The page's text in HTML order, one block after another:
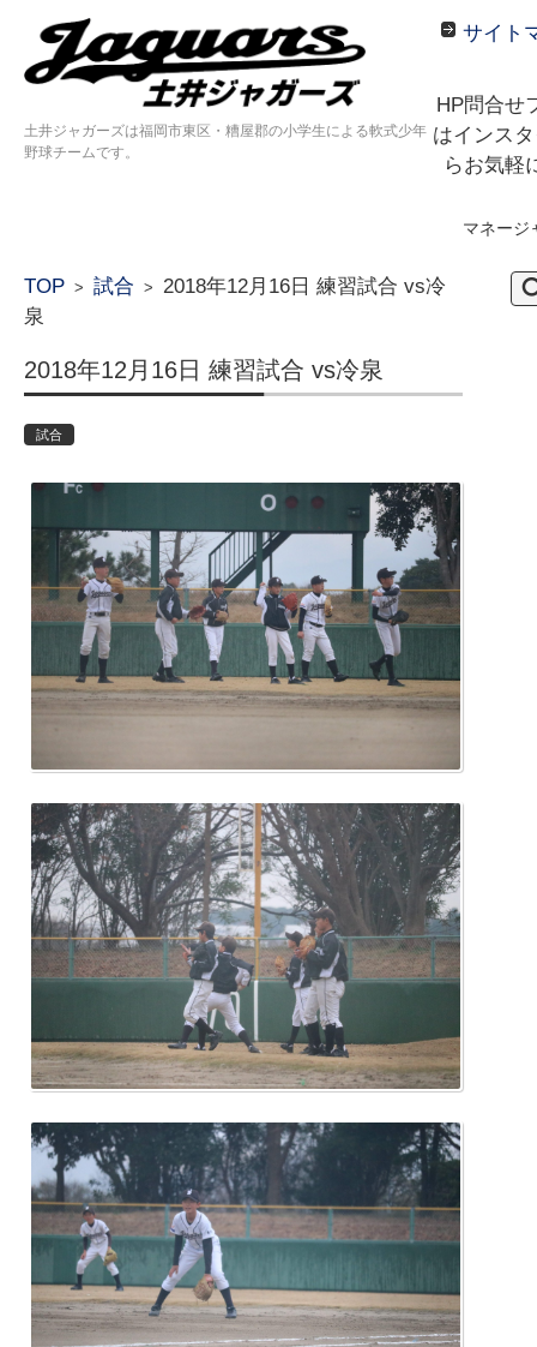
土井ジャガーズは福岡市東区・糟屋郡の小学生による軟式少年
野球チームです。
サイト
HP問合せ
はインス
らお気軽
マネー
TOP > 試合 > 2018年12月16日 練習試合 vs冷
泉
2018年12月16日 練習試合 vs冷泉
試合
検
索: